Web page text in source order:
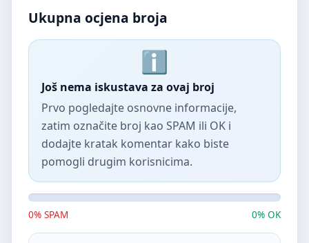
Ukupna ocjena broja
Još nema iskustava za ovaj broj
Prvo pogledajte osnovne informacije,
zatim označite broj kao SPAM ili OK i
dodajte kratak komentar kako biste
pomogli drugim korisnicima.
0% SPAM 0% OK